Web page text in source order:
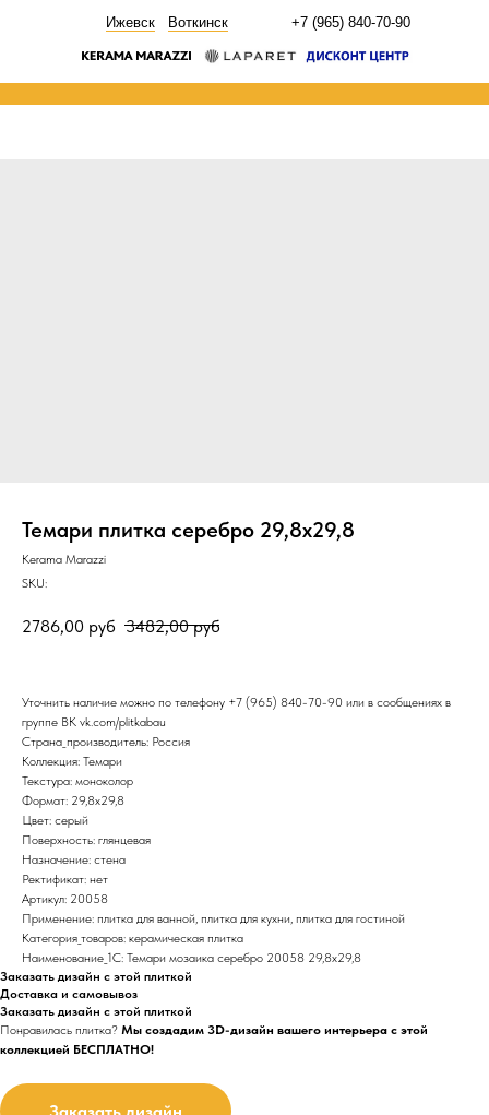
+7 (965) 840-70-90
Ижевск Воткинск
Темари плитка серебро 29,8х29,8
Kerama Marazzi
SKU:
2786,00 руб 3482,00 руб
Уточнить наличие можно по телефону +7 (965) 840-70-90 или в сообщениях в
группе ВК vk.com/plitkabau
Страна_производитель: Россия
Коллекция: Темари
Текстура: моноколор
Формат: 29,8x29,8
Цвет: серый
Поверхность: глянцевая
Назначение: стена
Ректификат: нет
Артикул: 20058
Применение: плитка для ванной, плитка для кухни, плитка для гостиной
Категория_товаров: керамическая плитка
Наименование_1С: Темари мозаика серебро 20058 29,8х29,8
Заказать дизайн с этой плиткой
Доставка и самовывоз
Заказать дизайн с этой плиткой
Понравилась плитка? Мы создадим 3D-дизайн вашего интерьера с этой
коллекцией БЕСПЛАТНО!